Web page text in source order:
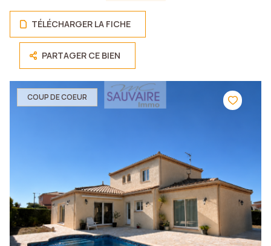
TÉLÉCHARGER LA FICHE
PARTAGER CE BIEN
COUP DE COEUR